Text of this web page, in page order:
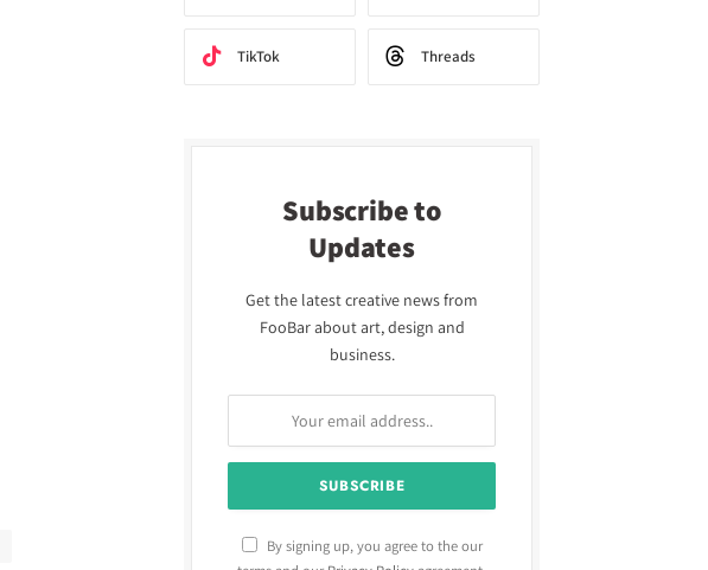
TikTok Threads
Subscribe to
Updates
Get the latest creative news from
FooBar about art, design and
business.
By signing up, you agree to the our